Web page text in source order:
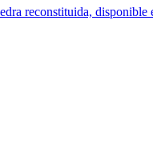
reconstituida,